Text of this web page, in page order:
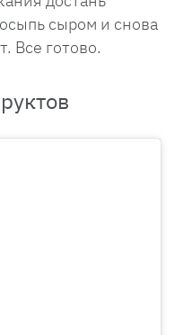
сыром и снова
Все готово.